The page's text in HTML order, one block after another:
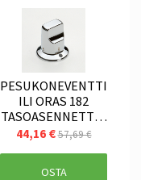
PESUKONEVENTTI
ILI ORAS 182
TASOASENNETTAV
A
44,16 €57,69 €
OSTA